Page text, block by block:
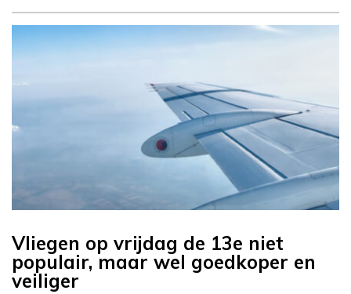
Vliegen op vrijdag de 13e niet
populair, maar wel goedkoper en
veiliger